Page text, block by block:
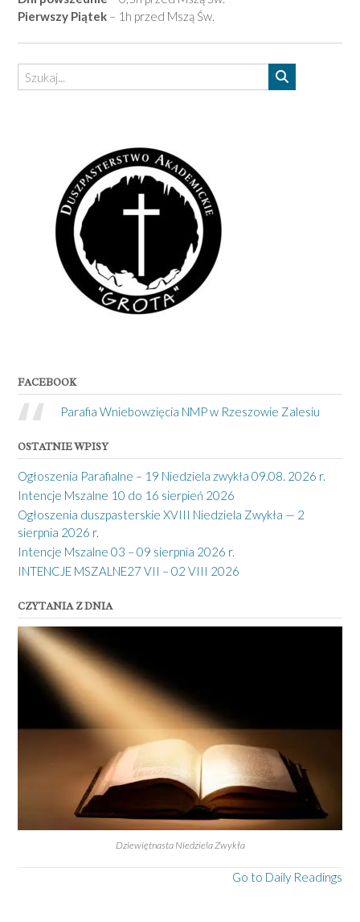
Pierwszy Piątek – 1h przed Mszą Św.
FACEBOOK
Parafia Wniebowzięcia NMP w Rzeszowie Zalesiu
OSTATNIE WPISY
Ogłoszenia Parafialne – 19 Niedziela zwykła 09.08. 2026 r.
Intencje Mszalne 10 do 16 sierpień 2026
Ogłoszenia duszpasterskie XVIII Niedziela Zwykła — 2
sierpnia 2026 r.
Intencje Mszalne 03 – 09 sierpnia 2026 r.
INTENCJE MSZALNE27 VII – 02 VIII 2026
CZYTANIA Z DNIA
Dziewiętnasta Niedziela Zwykła
Go to Daily Readings